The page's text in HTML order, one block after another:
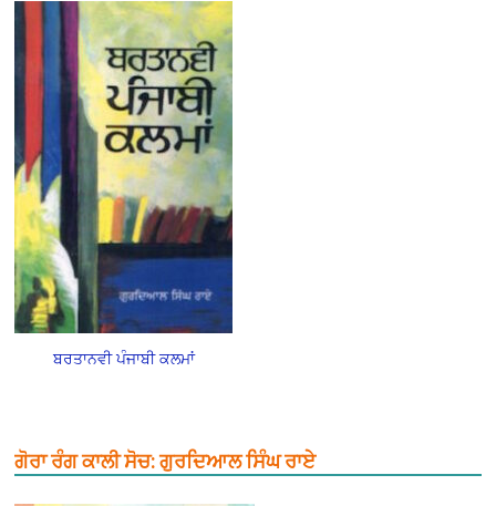
ਬਰਤਾਨਵੀ ਪੰਜਾਬੀ ਕਲਮਾਂ
ਗੋਰਾ ਰੰਗ ਕਾਲੀ ਸੋਚ: ਗੁਰਦਿਆਲ ਸਿੰਘ ਰਾਏ